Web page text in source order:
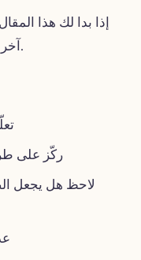
إذا بدا لك هذا
آخر في مطاردة قائمة المفردات المثالية.
ركّز على
لاحظ هل يجعل